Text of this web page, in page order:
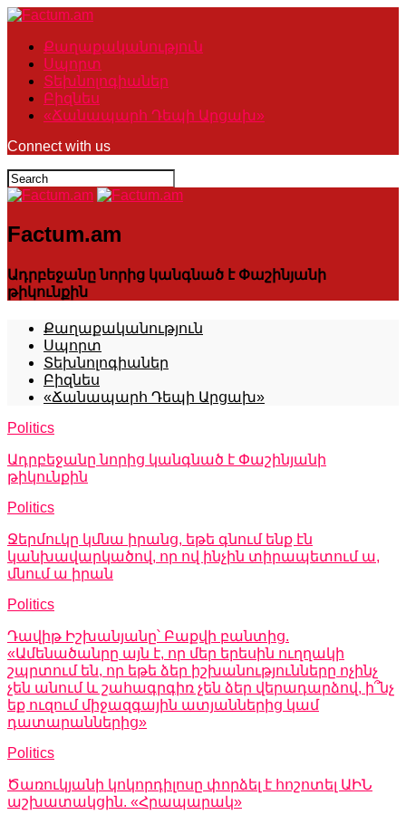
Քաղաքականություն
Սպորտ
Տեխնոլոգիաներ
Բիզնես
«Ճանապարհ Դեպի Արցախ»
Connect with us
Factum.am
Ադրբեջանը նորից կանգնած է Փաշինյանի
թիկունքին
Քաղաքականություն
Սպորտ
Տեխնոլոգիաներ
Բիզնես
«Ճանապարհ Դեպի Արցախ»
Politics
Ադրբեջանը նորից կանգնած է Փաշինյանի
թիկունքին
Politics
Ջերմուկը կմնա իրանց, եթե գնում ենք էն
կանխավարկածով, որ ով ինչին տիրապետում ա,
մնում ա իրան
Politics
Դավիթ Իշխանյանը՝ Բաքվի բանտից.
«Ամենածանրը այն է, որ մեր երեսին ուղղակի
շպրտում են, որ եթե ձեր իշխանությունները ոչինչ
չեն անում և շահագրգիռ չեն ձեր վերադարձով, ի՞նչ
եք ուզում միջազգային ատյաններից կամ
դատարաններից»
Politics
Ծառուկյանի կոկորդիլոսը փորձել է հոշոտել ԱԻՆ
աշխատակցին. «Հրապարակ»